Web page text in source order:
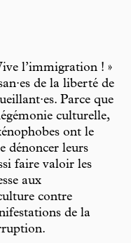
l’immigration ! »
de la liberté de
Parce que
culturelle,
ont le
dénoncer leurs
faire valoir les
aux
contre
de la